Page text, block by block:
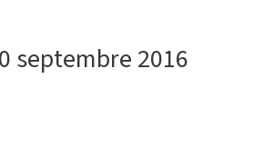
septembre 2016